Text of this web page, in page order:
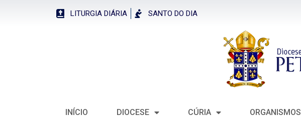
LITURGIA DIÁRIA SANTO DO DIA
INÍCIO DIOCESE CÚRIA ORGANISMOS